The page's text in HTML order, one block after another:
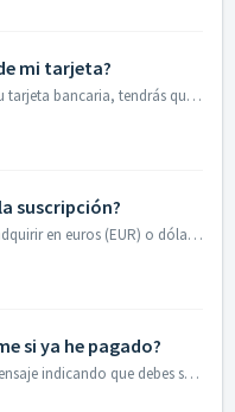
mi tarjeta?
Para poder cambiar los datos de tu tarjeta bancaria, tendrás que seguir los siguientes pasos: 1. Haz clic en el icono de tu perfil arriba a la derecha ...
suscripción?
Nuestras suscripciones se pueden adquirir en euros (EUR) o dólares estadounidenses (USD). La moneda se establece automáticamente según la dirección IP desde...
si ya he pagado?
Si al iniciar sesión te aparece un mensaje indicando que debes suscribirte, esto podría deberse a: Durante el proceso de suscripción ingresaste dos ema...